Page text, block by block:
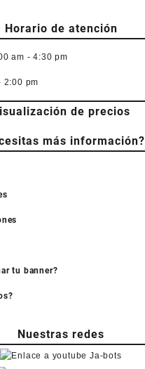
Horario de atención
am - 4:30 pm
2:00 pm
de precios
más información?
tu banner?
Nuestras redes